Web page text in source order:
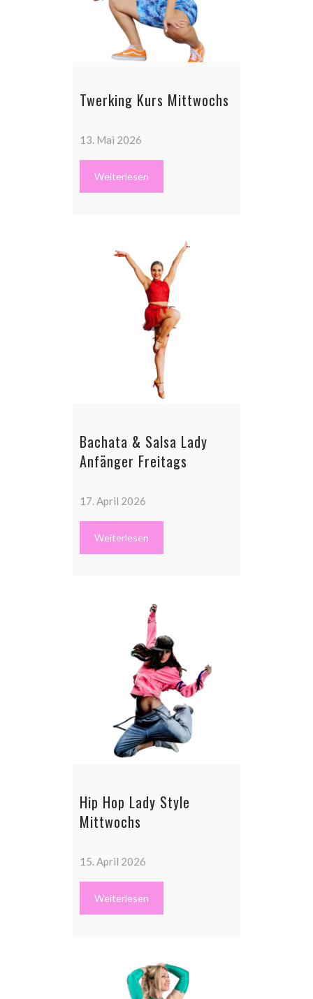
Twerking Kurs Mittwochs
13. Mai 2026
Weiterlesen
Bachata & Salsa Lady
Anfänger Freitags
17. April 2026
Weiterlesen
Hip Hop Lady Style
Mittwochs
15. April 2026
Weiterlesen